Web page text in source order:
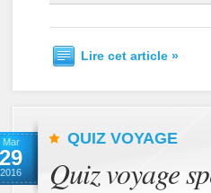
Lire cet article »
Mar
29
2016
QUIZ VOYAGE
Quiz voyage